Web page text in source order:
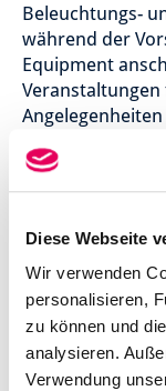
Diese Webseite
Wir verwenden
personalisieren,
zu können und
analysieren.
Verwendung
Beleuchtungs-
während der
Equipment
deren Wünsche
Sie die
Theater- und
Opern- und